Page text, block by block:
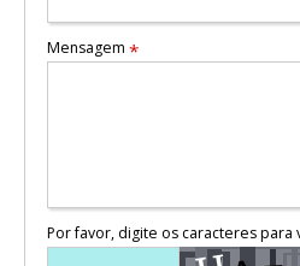
Mensagem *
Por favor, digite os caracteres para